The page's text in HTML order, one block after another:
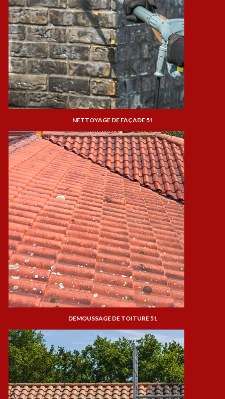
NETTOYAGE DE FAÇADE 51
DEMOUSSAGE DE TOITURE 51